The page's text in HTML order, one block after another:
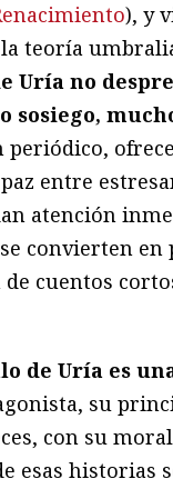
), y
teoría
Uría no
sosiego,
periódico,
entre
atención
convierten en
cuentos
de Uría es
su
con su
esas historias